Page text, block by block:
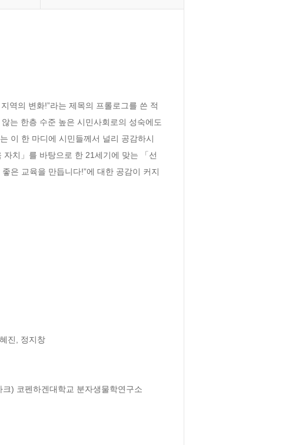
역의 변화!”라는 제목의 프롤로그를 쓴 적
는 한층 수준 높은 시민사회로의 성숙에도
이 한 마디에 시민들께서 널리 공감하시
치」를 바탕으로 한 21세기에 맞는 「선
은 교육을 만듭니다!”에 대한 공감이 커지
) 코펜하겐대학교 분자생물학연구소